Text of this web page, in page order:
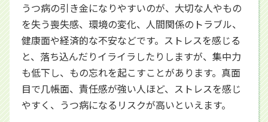
うつ病の引き金になりやすいのが、大切な人やもの
を失う喪失感、環境の変化、人間関係のトラブル、
健康面や経済的な不安などです。ストレスを感じる
と、落ち込んだりイライラしたりしますが、集中力
も低下し、もの忘れを起こすことがあります。真面
目で几帳面、責任感が強い人ほど、ストレスを感じ
やすく、うつ病になるリスクが高いといえます。